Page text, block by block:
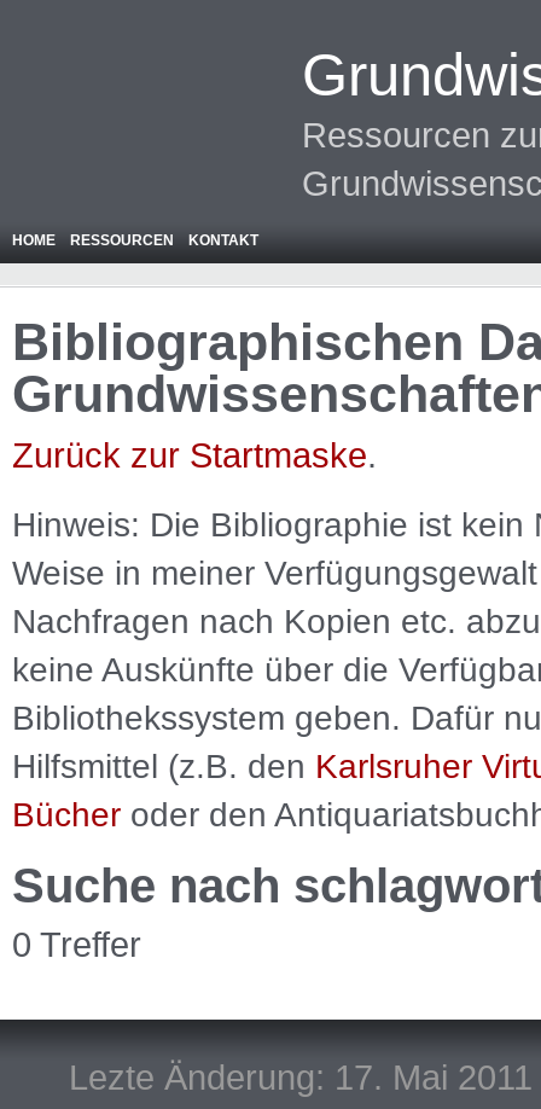
Ressourcen
HOME RESSOURCEN KONTAKT
Bibliographischen
Zurück zur Startmaske.
Hinweis: Die Bibliographie ist kein
Weise in meiner
Nachfragen nach Kopien etc.
keine Auskünfte über die
Bibliothekssystem geben. Dafür
Hilfsmittel (z.B. den Karlsruher
Bücher oder den
Suche nach
0 Treffer
Lezte Änderung: 17. Mai